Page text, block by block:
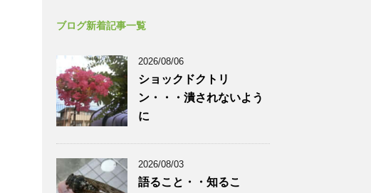
ブログ新着記事一覧
2026/08/06
ショックドクトリ
ン・・・潰されないよう
に
2026/08/03
語ること・・知るこ